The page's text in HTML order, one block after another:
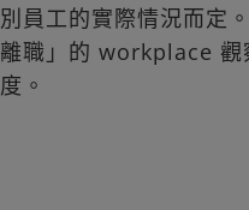
別員工的實際情況而定
離職」的 workplace 觀
度。